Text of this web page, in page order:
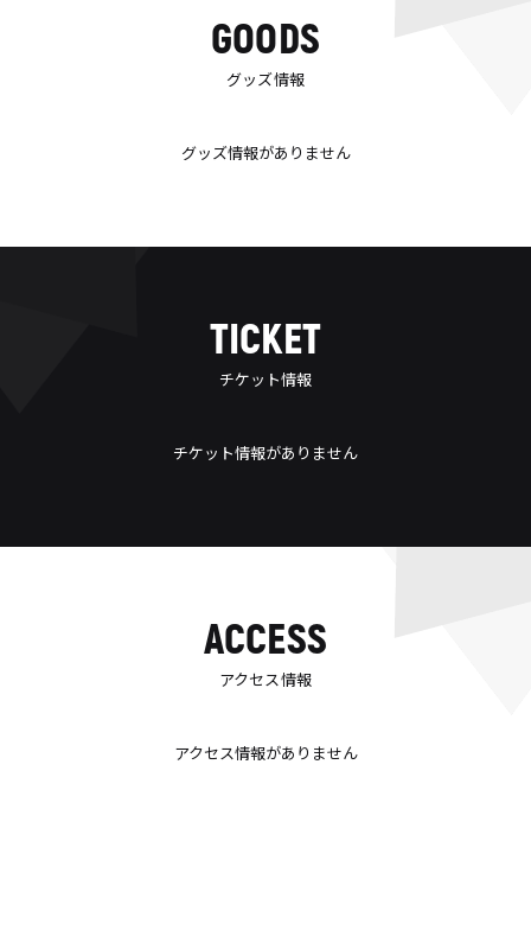
GOODS
グッズ情報
グッズ情報がありません
TICKET
チケット情報
チケット情報がありません
ACCESS
アクセス情報
アクセス情報がありません